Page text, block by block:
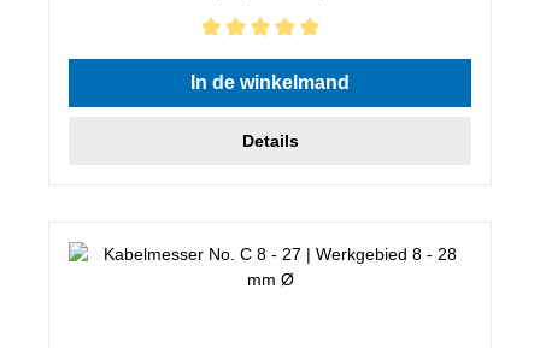
Gemiddelde waardering van 5 van 5 sterren
In de winkelmand
Details